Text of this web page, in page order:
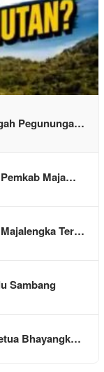
Pegununga…
Maja…
Ter…
Sambang
Bhayangk…